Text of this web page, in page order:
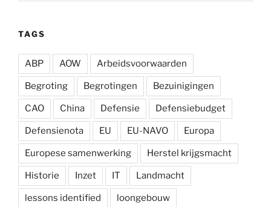
TAGS
ABP AOW Arbeidsvoorwaarden
Begroting Begrotingen Bezuinigingen
CAO China Defensie Defensiebudget
Defensienota EU EU-NAVO Europa
Europese samenwerking Herstel krijgsmacht
Historie Inzet IT Landmacht
lessons identified loongebouw